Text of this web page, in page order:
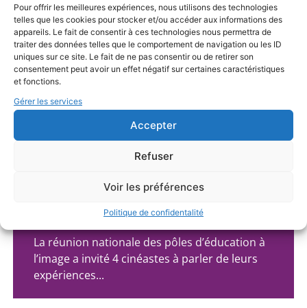
Pour offrir les meilleures expériences, nous utilisons des technologies
telles que les cookies pour stocker et/ou accéder aux informations des
appareils. Le fait de consentir à ces technologies nous permettra de
traiter des données telles que le comportement de navigation ou les ID
uniques sur ce site. Le fait de ne pas consentir ou de retirer son
consentement peut avoir un effet négatif sur certaines caractéristiques
et fonctions.
Gérer les services
Accepter
Refuser
Voir les préférences
Politique de confidentalité
réalisatrice de courts métrages d'animation et
intervenante...
Regards croisés sur films d’ateliers
La réunion nationale des pôles d’éducation à
l’image a invité 4 cinéastes à parler de leurs
expériences...